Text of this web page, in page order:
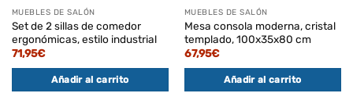
MUEBLES DE SALÓN
Set de 2 sillas de comedor
ergonómicas, estilo industrial
71,95€
Añadir al carrito
MUEBLES DE SALÓN
Mesa consola moderna, cristal
templado, 100x35x80 cm
67,95€
Añadir al carrito